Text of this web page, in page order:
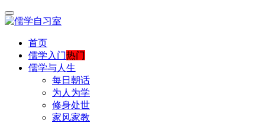
首页
儒学入门热门
儒学与人生
每日朝话
为人为学
修身处世
家风家教